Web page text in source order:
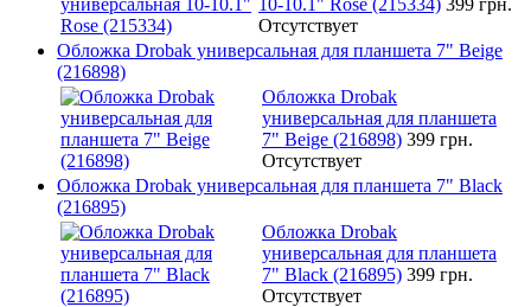
Отсутствует
Обложка Drobak универсальная для планшета 7" Beige
(216898)
Обложка Drobak
универсальная для планшета
7" Beige (216898) 399 грн.
Отсутствует
Обложка Drobak универсальная для планшета 7" Black
(216895)
Обложка Drobak
универсальная для планшета
7" Black (216895) 399 грн.
Отсутствует